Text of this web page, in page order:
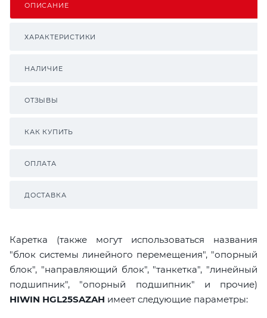
ОПИСАНИЕ
ХАРАКТЕРИСТИКИ
НАЛИЧИЕ
ОТЗЫВЫ
КАК КУПИТЬ
ОПЛАТА
ДОСТАВКА
Каретка (также могут использоваться названия
"блок системы линейного перемещения", "опорный
блок", "направляющий блок", "танкетка", "линейный
подшипник", "опорный подшипник" и прочие)
HIWIN HGL25SAZAH имеет следующие параметры: